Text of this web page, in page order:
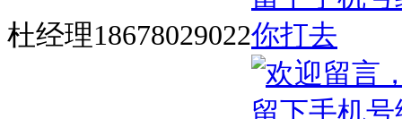
杜经理18678029022